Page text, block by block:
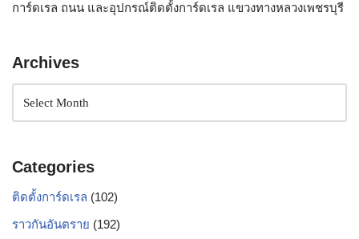
การ์ดเรล ถนน และอุปกรณ์ติดตั้งการ์ดเรล แขวงทางหลวงเพชรบุรี
Archives
Categories
ติดตั้งการ์ดเรล (102)
ราวกันอันตราย (192)